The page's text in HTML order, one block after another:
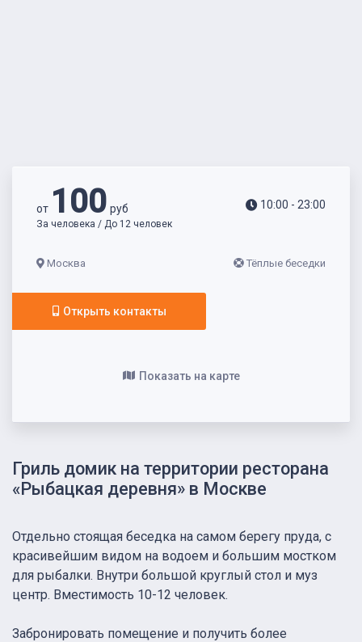
Гриль домик на территории ресторана
«Рыбацкая деревня» в Москве
от 100руб
За человека / До 12 человек
10:00 - 23:00
Москва Тёплые беседки
Открыть контакты
Показать на карте
Отдельно стоящая беседка на самом берегу пруда, с
красивейшим видом на водоем и большим мостком
для рыбалки. Внутри большой круглый стол и муз
центр. Вместимость 10-12 человек.
Забронировать помещение и получить более